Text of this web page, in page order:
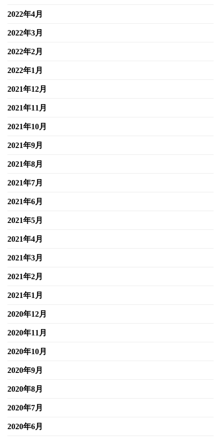
2022年4月
2022年3月
2022年2月
2022年1月
2021年12月
2021年11月
2021年10月
2021年9月
2021年8月
2021年7月
2021年6月
2021年5月
2021年4月
2021年3月
2021年2月
2021年1月
2020年12月
2020年11月
2020年10月
2020年9月
2020年8月
2020年7月
2020年6月